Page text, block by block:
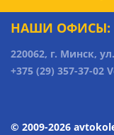
НАШИ ОФИСЫ:
220062, г. Минск,
+375 (29) 357-37-02
© 2009-2026